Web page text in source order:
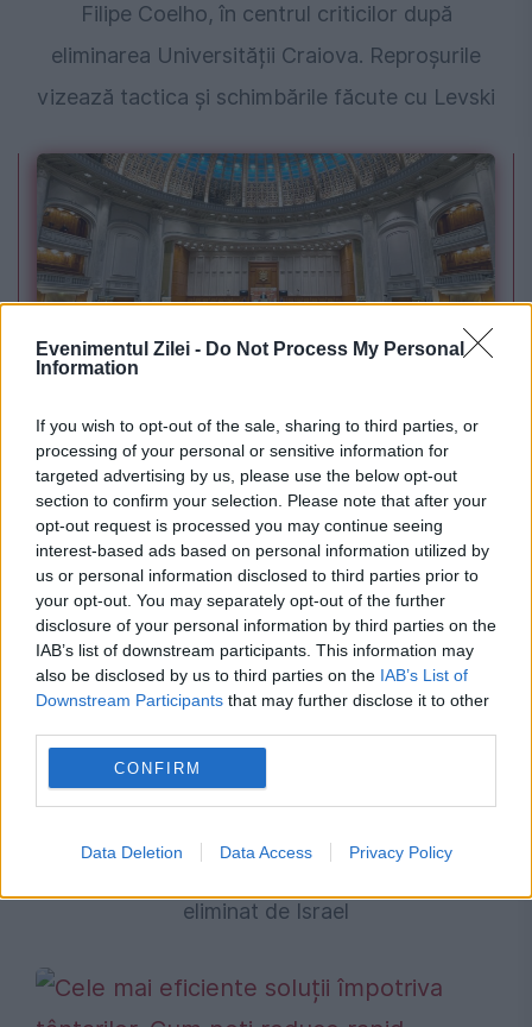
Evenimentul Zilei - Do Not Process My Personal
Information
If you wish to opt-out of the sale, sharing to third parties, or
processing of your personal or sensitive information for
targeted advertising by us, please use the below opt-out
section to confirm your selection. Please note that after your
opt-out request is processed you may continue seeing
interest-based ads based on personal information utilized by
us or personal information disclosed to third parties prior to
your opt-out. You may separately opt-out of the further
disclosure of your personal information by third parties on the
IAB’s list of downstream participants. This information may
also be disclosed by us to third parties on the IAB’s List of
Downstream Participants that may further disclose it to other
CONFIRM
Data Deletion Data Access Privacy Policy
Filipe Coelho, în centrul criticilor după
eliminarea Universității Craiova. Reproșurile
vizează tactica și schimbările făcute cu Levski
Sorin Grindeanu: Parlamentul a evitat
pierderea a 5,8 miliarde de euro din PNRR și a
deblocat 16,7 miliarde din SAFE
Încă un ofițer superior al teroriștilor Hamas,
eliminat de Israel